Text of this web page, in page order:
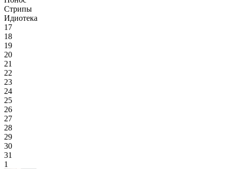
Стрипы
Идиотека
17
18
19
20
21
22
23
24
25
26
27
28
29
30
31
1